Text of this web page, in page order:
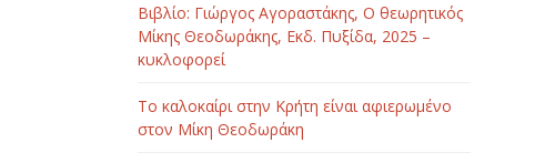
Βιβλίο: Γιώργος Αγοραστάκης, Ο θεωρητικός
Μίκης Θεοδωράκης, Εκδ. Πυξίδα, 2025 –
κυκλοφορεί
Το καλοκαίρι στην Κρήτη είναι αφιερωμένο
στον Μίκη Θεοδωράκη